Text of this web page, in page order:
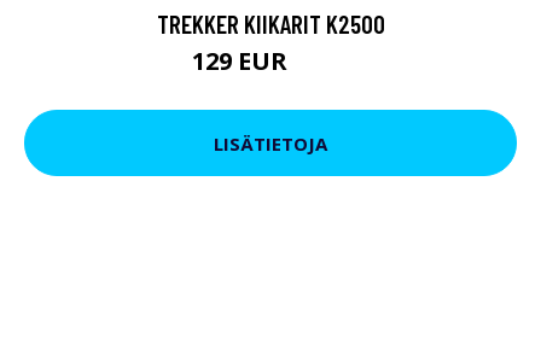
TREKKER KIIKARIT K2500
129 EUR
LISÄTIETOJA